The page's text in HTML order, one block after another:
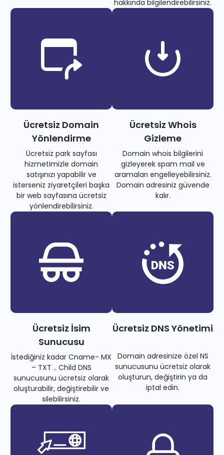
hakkında bilgilendirebilirsiniz.
Ücretsiz Domain
Yönlendirme
Ücretsiz park sayfası
hizmetimizle domain
satışınızı yapabilir ve
isterseniz ziyaretçileri başka
bir web sayfasına ücretsiz
yönlendirebilirsiniz.
Ücretsiz Whois
Gizleme
Domain whois bilgilerini
gizleyerek spam mail ve
aramaları engelleyebilirsiniz.
Domain adresiniz güvende
kalır.
Ücretsiz İsim
Sunucusu
İstediğiniz kadar Cname- MX
– TXT .. Child DNS
sunucusunu ücretsiz olarak
oluşturabilir, değiştirebilir ve
silebilirsiniz.
Ücretsiz DNS Yönetimi
Domain adresinize özel NS
sunucusunu ücretsiz olarak
oluşturun, değiştirin ya da
iptal edin.